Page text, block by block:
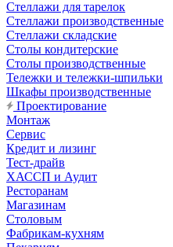
Стеллажи для тарелок
Стеллажи производственные
Стеллажи складские
Столы кондитерские
Столы производственные
Тележки и тележки-шпильки
Шкафы производственные
Проектирование
Монтаж
Сервис
Кредит и лизинг
Тест-драйв
ХАССП и Аудит
Ресторанам
Магазинам
Столовым
Фабрикам-кухням